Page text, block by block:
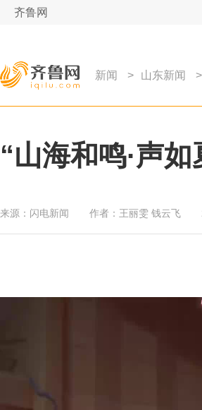
齐鲁网
新闻 > 山东新闻 >
“山海和鸣·声
来源： 闪电新闻 作者： 王丽雯 钱云飞